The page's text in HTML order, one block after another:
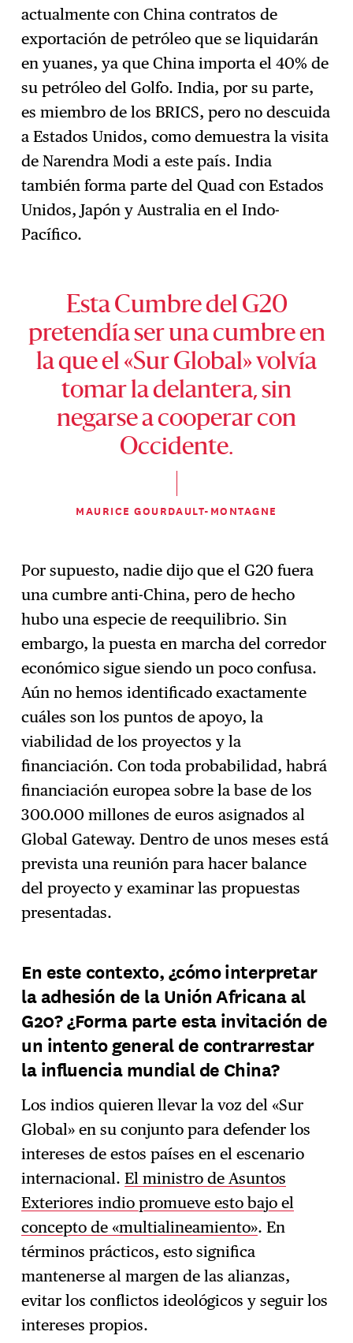
actualmente con China contratos de
exportación de petróleo que se liquidarán
en yuanes, ya que China importa el 40% de
su petróleo del Golfo. India, por su parte,
es miembro de los BRICS, pero no descuida
a Estados Unidos, como demuestra la visita
de Narendra Modi a este país. India
también forma parte del Quad con Estados
Unidos, Japón y Australia en el Indo-
Pacífico.
Esta Cumbre del G20
pretendía ser una cumbre en
la que el «Sur Global» volvía
tomar la delantera, sin
negarse a cooperar con
Occidente.
MAURICE GOURDAULT-MONTAGNE
Por supuesto, nadie dijo que el G20 fuera
una cumbre anti-China, pero de hecho
hubo una especie de reequilibrio. Sin
embargo, la puesta en marcha del corredor
económico sigue siendo un poco confusa.
Aún no hemos identificado exactamente
cuáles son los puntos de apoyo, la
viabilidad de los proyectos y la
financiación. Con toda probabilidad, habrá
financiación europea sobre la base de los
300.000 millones de euros asignados al
Global Gateway. Dentro de unos meses está
prevista una reunión para hacer balance
del proyecto y examinar las propuestas
presentadas.
En este contexto, ¿cómo interpretar
la adhesión de la Unión Africana al
G20? ¿Forma parte esta invitación de
un intento general de contrarrestar
la influencia mundial de China?
Los indios quieren llevar la voz del «Sur
Global» en su conjunto para defender los
intereses de estos países en el escenario
internacional.El ministro de Asuntos
Exteriores indio promueve esto bajo el
concepto de «multialineamiento». En
términos prácticos, esto significa
mantenerse al margen de las alianzas,
evitar los conflictos ideológicos y seguir los
intereses propios.